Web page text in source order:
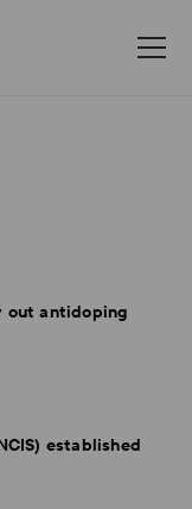
out antidoping
established